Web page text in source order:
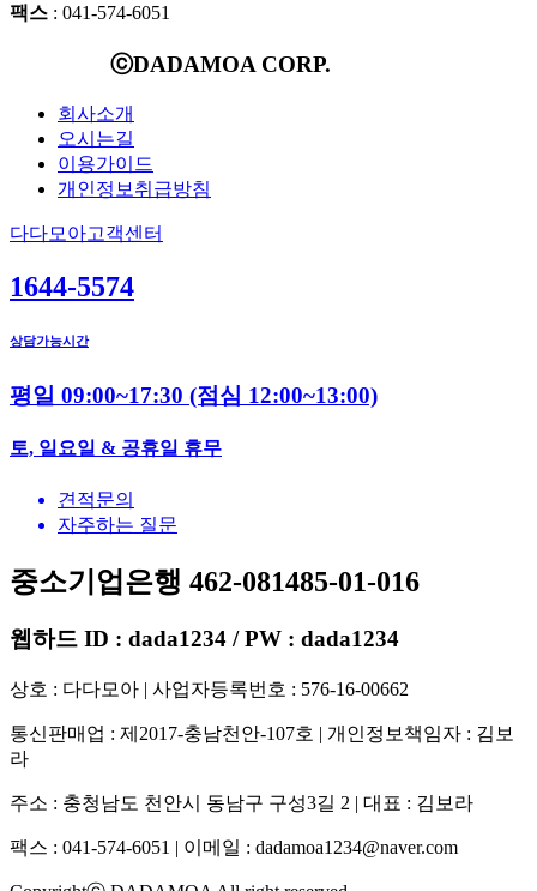
팩스 : 041-574-6051
ⓒDADAMOA CORP.
회사소개
오시는길
이용가이드
개인정보취급방침
다다모아고객센터
1644-5574
상담가능시간
평일 09:00~17:30 (점심 12:00~13:00)
토, 일요일 & 공휴일 휴무
견적문의
자주하는 질문
중소기업은행 462-081485-01-016
웹하드 ID : dada1234 / PW : dada1234
상호 : 다다모아 | 사업자등록번호 : 576-16-00662
통신판매업 : 제2017-충남천안-107호 | 개인정보책임자 : 김보
라
주소 : 충청남도 천안시 동남구 구성3길 2 | 대표 : 김보라
팩스 : 041-574-6051 | 이메일 : dadamoa1234@naver.com